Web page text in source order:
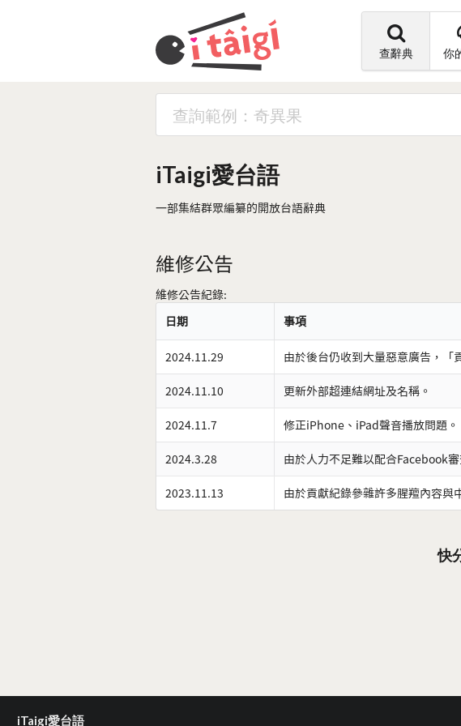
查辭典 你
iTaigi愛台語
一部集結群眾編纂的開放台語辭典
維修公告
維修公告紀錄:
日期
事項
2024.11.29 由於後台仍收到大量惡意廣告，「
2024.11.10 更新外部超連結網址及名稱。
2024.11.7 修正iPhone、iPad聲音播放問題。
2024.3.28 由於人力不足難以配合Facebook
2023.11.13 由於貢獻紀錄參雜許多腥羶內容與
快
iTaigi愛台語